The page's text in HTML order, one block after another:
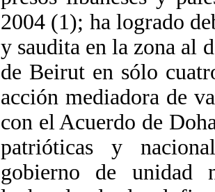
2004 (1); ha logrado
y saudita en la zona al
de Beirut en sólo
acción mediadora de
con el Acuerdo de
patrióticas y
gobierno de unidad